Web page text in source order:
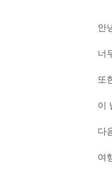
안
너
또
이
다
여